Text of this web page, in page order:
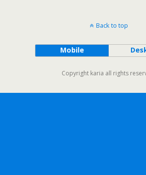
Back to top
Mobile
Copyright karia all rights